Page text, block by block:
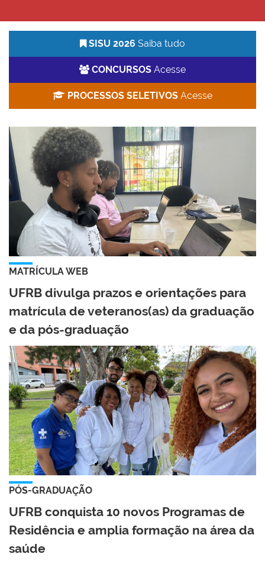
SISU 2026 Saiba tudo
CONCURSOS Acesse
PROCESSOS SELETIVOS Acesse
MATRÍCULA WEB
UFRB divulga prazos e orientações para
matrícula de veteranos(as) da graduação
e da pós-graduação
PÓS-GRADUAÇÃO
UFRB conquista 10 novos Programas de
Residência e amplia formação na área da
saúde